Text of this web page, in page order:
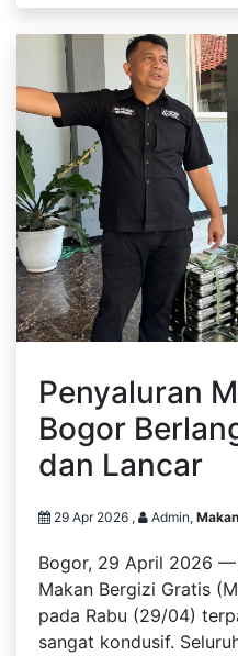
Penyaluran
Bogor
dan Lancar
29 Apr 2026 , Admin,
Bogor, 29 April 2026 —
Makan Bergizi Gratis
pada Rabu (29/04)
sangat kondusif.